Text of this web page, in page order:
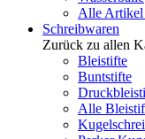
Alle Artikel
Schreibwaren
Zurück zu allen
Bleistifte
Buntstifte
Alle